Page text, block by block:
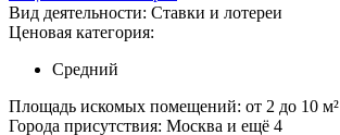
Вид деятельности: Ставки и лотереи
Ценовая категория:
Средний
Площадь искомых помещений: от 2 до 10 м²
Города присутствия: Москва и ещё 4